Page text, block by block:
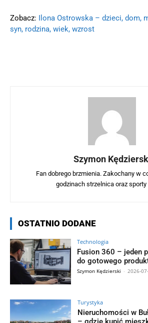
Zobacz: Ilona Ostrowska – dzieci, dom,
syn, rodzina, wiek, wzrost
Szymon
Fan dobrego brzmienia. Zakochany w
godzinach strzelnica oraz sporty
OSTATNIO DODANE
Technologia
Fusion 360 – jeden
do gotowego
Szymon Kędzierski - 2026-
Turystyka
Nieruchomości w